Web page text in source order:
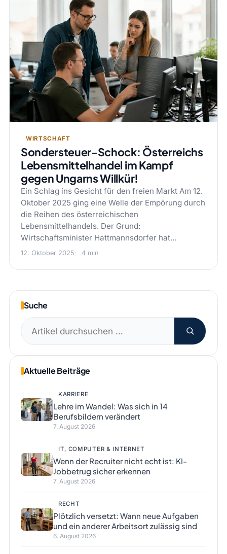
WIRTSCHAFT
Sondersteuer-Schock: Österreichs
Lebensmittelhandel im Kampf
gegen Ungarns Willkür!
Ein Schlag ins Gesicht für den freien Markt Am 12.
Oktober 2025 ging eine Welle der Empörung durch
die Reihen des österreichischen
Lebensmittelhandels. Der Grund:
Wirtschaftsminister Hattmannsdorfer hat…
12. Oktober 2025 4 min
Suche
Suchen
nach:
Aktuelle Beiträge
KARRIERE
Lehre im Wandel: Was sich in 14
Berufsbildern verändert
7. August 2026
IT, COMPUTER & INTERNET
Wenn der Recruiter nicht echt ist: KI-
Jobbetrug sicher erkennen
7. August 2026
RECHT
Plötzlich versetzt: Wann neue Aufgaben
und ein anderer Arbeitsort zulässig sind
6. August 2026